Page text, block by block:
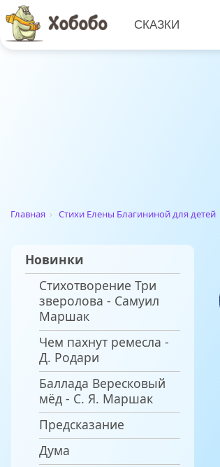
СКАЗКИ
Главная › Стихи Елены Благининой для детей
Новинки
Стихотворение Три
зверолова - Самуил
Маршак
Чем пахнут ремесла -
Д. Родари
Баллада Вересковый
мёд - С. Я. Маршак
Предсказание
Дума